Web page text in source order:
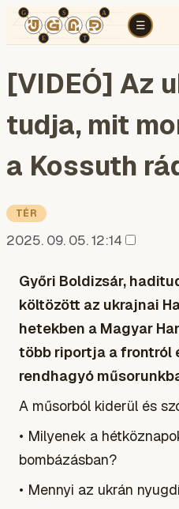
☰
TÉR
[VIDEÓ] Az
tudja, mit
a Kossuth
TÉR
2025. 09. 05. 12:14
Győri Boldizsár,
költözött az ukrajnai
hetekben a Magyar
több riportja a frontról
rendhagyó
A műsorból kiderül és
• Milyenek a
bombázásban?
• Mennyi az ukrán